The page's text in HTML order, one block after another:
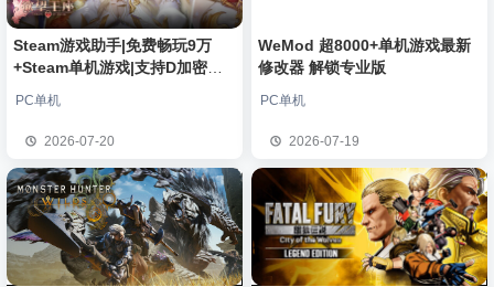
欢迎0**3 加入本站
欢迎c***s 加入本站
19小时前
欢迎V****y 加入本站
21小时前
22小时前
点积分
Steam游戏助手|免费畅玩9万
+Steam单机游戏|支持D加密以
PC单机
2026-07-20
WeMod 超8000+单机游戏最新
修改器 解锁专业版
PC单机
2026-07-19